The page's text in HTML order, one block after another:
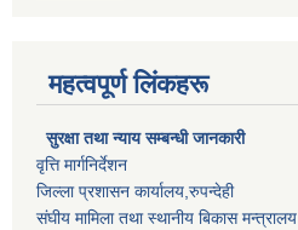
महत्वपूर्ण लिंकहरू
सुरक्षा तथा न्याय सम्बन्धी जानकारी
वृत्ति मार्गनिर्देशन
जिल्ला प्रशासन कार्यालय,रुपन्देही
संघीय मामिला तथा स्थानीय बिकास मन्त्रालय